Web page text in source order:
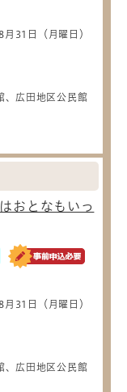
31日（月曜日）
、広田地区公民館
おとなもいっ
31日（月曜日）
、広田地区公民館